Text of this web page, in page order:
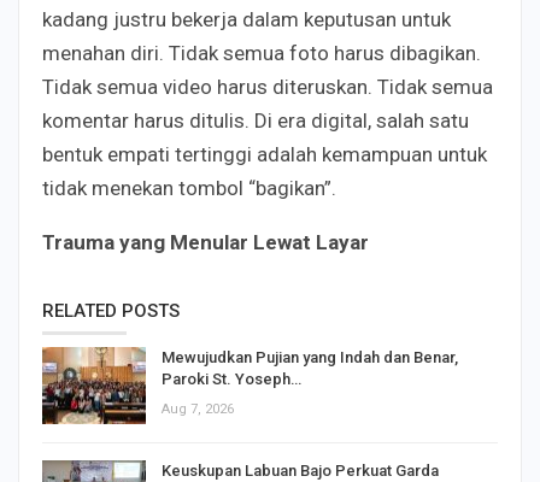
kadang justru bekerja dalam keputusan untuk
menahan diri. Tidak semua foto harus dibagikan.
Tidak semua video harus diteruskan. Tidak semua
komentar harus ditulis. Di era digital, salah satu
bentuk empati tertinggi adalah kemampuan untuk
tidak menekan tombol “bagikan”.
Trauma yang Menular Lewat Layar
RELATED POSTS
Mewujudkan Pujian yang Indah dan Benar,
Paroki St. Yoseph…
Aug 7, 2026
Keuskupan Labuan Bajo Perkuat Garda